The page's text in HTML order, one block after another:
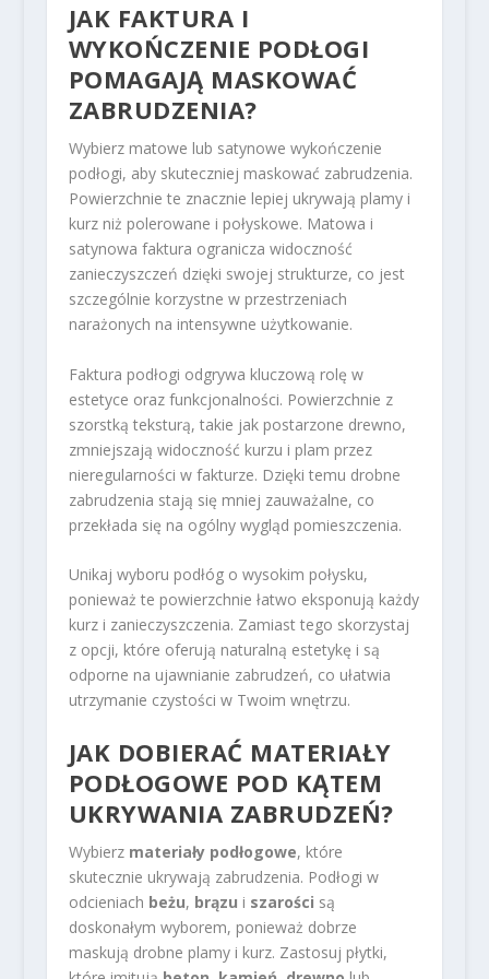
JAK FAKTURA I
WYKOŃCZENIE PODŁOGI
POMAGAJĄ MASKOWAĆ
ZABRUDZENIA?
Wybierz matowe lub satynowe wykończenie
podłogi, aby skuteczniej maskować zabrudzenia.
Powierzchnie te znacznie lepiej ukrywają plamy i
kurz niż polerowane i połyskowe. Matowa i
satynowa faktura ogranicza widoczność
zanieczyszczeń dzięki swojej strukturze, co jest
szczególnie korzystne w przestrzeniach
narażonych na intensywne użytkowanie.
Faktura podłogi odgrywa kluczową rolę w
estetyce oraz funkcjonalności. Powierzchnie z
szorstką teksturą, takie jak postarzone drewno,
zmniejszają widoczność kurzu i plam przez
nieregularności w fakturze. Dzięki temu drobne
zabrudzenia stają się mniej zauważalne, co
przekłada się na ogólny wygląd pomieszczenia.
Unikaj wyboru podłóg o wysokim połysku,
ponieważ te powierzchnie łatwo eksponują każdy
kurz i zanieczyszczenia. Zamiast tego skorzystaj
z opcji, które oferują naturalną estetykę i są
odporne na ujawnianie zabrudzeń, co ułatwia
utrzymanie czystości w Twoim wnętrzu.
JAK DOBIERAĆ MATERIAŁY
PODŁOGOWE POD KĄTEM
UKRYWANIA ZABRUDZEŃ?
Wybierz materiały podłogowe, które
skutecznie ukrywają zabrudzenia. Podłogi w
odcieniach beżu, brązu i szarości są
doskonałym wyborem, ponieważ dobrze
maskują drobne plamy i kurz. Zastosuj płytki,